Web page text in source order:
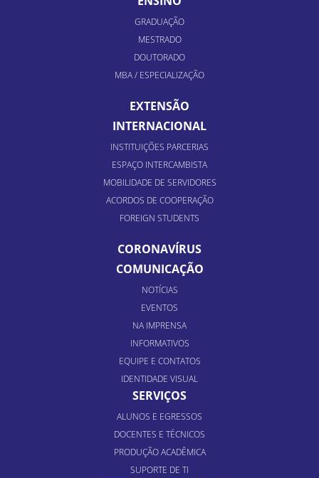
GRADUAÇÃO
MESTRADO
DOUTORADO
MBA / ESPECIALIZAÇÃO
EXTENSÃO
INTERNACIONAL
INSTITUIÇÕES PARCERIAS
ESPAÇO INTERCAMBISTA
MOBILIDADE DE SERVIDORES
ACORDOS DE COOPERAÇÃO
FOREIGN STUDENTS
CORONAVÍRUS
COMUNICAÇÃO
NOTÍCIAS
EVENTOS
NA IMPRENSA
INFORMATIVOS
EQUIPE E CONTATOS
IDENTIDADE VISUAL
SERVIÇOS
ALUNOS E EGRESSOS
DOCENTES E TÉCNICOS
PRODUÇÃO ACADÊMICA
SUPORTE DE TI